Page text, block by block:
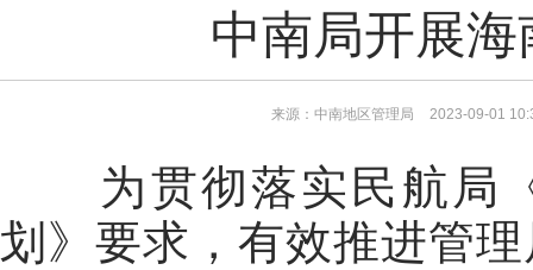
中南局开展
来源：中南地区管理局 2023-09-01
为贯彻落实民航局
划》要求，有效推进管